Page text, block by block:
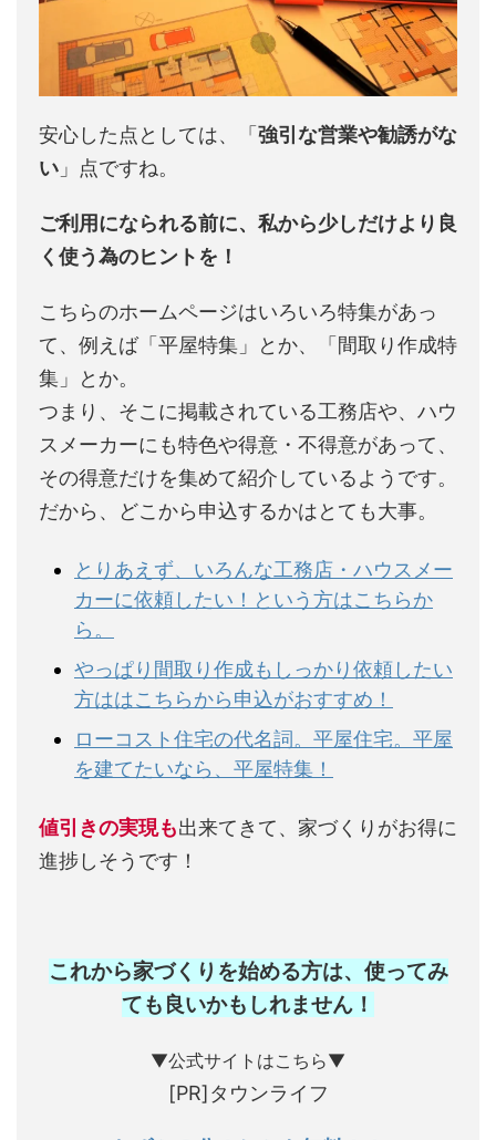
安心した点としては、「強引な営業や勧誘がな
い 」点ですね。
ご利用になられる前に、私から少しだけより良
く使う為のヒントを！
こちらのホームページはいろいろ特集があっ
て、例えば「平屋特集」とか、「間取り作成特
集」とか。
つまり、そこに掲載されている工務店や、ハウ
スメーカーにも特色や得意・不得意があって、
その得意だけを集めて紹介しているようです。
だから、どこから申込するかはとても大事。
とりあえず、いろんな工務店・ハウスメー
カーに依頼したい！という方はこちらか
ら。
やっぱり間取り作成もしっかり依頼したい
方ははこちらから申込がおすすめ！
ローコスト住宅の代名詞。平屋住宅。平屋
を建てたいなら、平屋特集！
値引きの実現も出来てきて、家づくりがお得に
進捗しそうです！
これから家づくりを始める方は、使ってみ
ても良いかもしれません ！
▼公式サイトはこちら▼
[PR]タウンライフ